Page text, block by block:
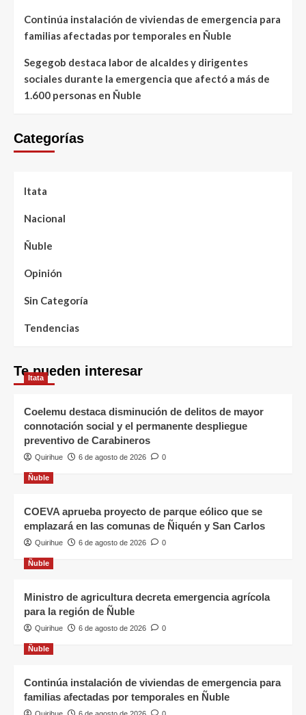
Continúa instalación de viviendas de emergencia para
familias afectadas por temporales en Ñuble
Segegob destaca labor de alcaldes y dirigentes
sociales durante la emergencia que afectó a más de
1.600 personas en Ñuble
Categorías
Itata
Nacional
Ñuble
Opinión
Sin Categoría
Tendencias
Te pueden interesar
Itata
Coelemu destaca disminución de delitos de mayor
connotación social y el permanente despliegue
preventivo de Carabineros
Quirihue 6 de agosto de 2026 0
Ñuble
COEVA aprueba proyecto de parque eólico que se
emplazará en las comunas de Ñiquén y San Carlos
Quirihue 6 de agosto de 2026 0
Ñuble
Ministro de agricultura decreta emergencia agrícola
para la región de Ñuble
Quirihue 6 de agosto de 2026 0
Ñuble
Continúa instalación de viviendas de emergencia para
familias afectadas por temporales en Ñuble